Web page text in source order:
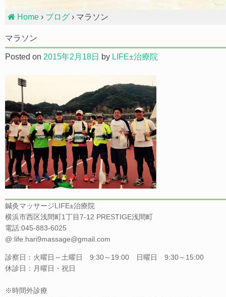
Home › ブログ › マラソン
マラソン
Posted on 2015年2月18日 by LIFE±治療院
鍼灸マッサージLIFE±治療院
横浜市西区浅間町1丁目7-12 PRESTIGE浅間町
電話:045-883-6025
@:life.hari9massage@gmail.com
診察日：火曜日～土曜日 9:30～19:00 日曜日 9:30～15:00
休診日：月曜日・祝日
※時間外診療